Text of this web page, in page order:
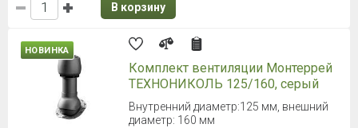
В корзину
НОВИНКА
Комплект вентиляции Монтеррей
ТЕХНОНИКОЛЬ 125/160, серый
Внутренний диаметр:125 мм, внешний
диаметр: 160 мм